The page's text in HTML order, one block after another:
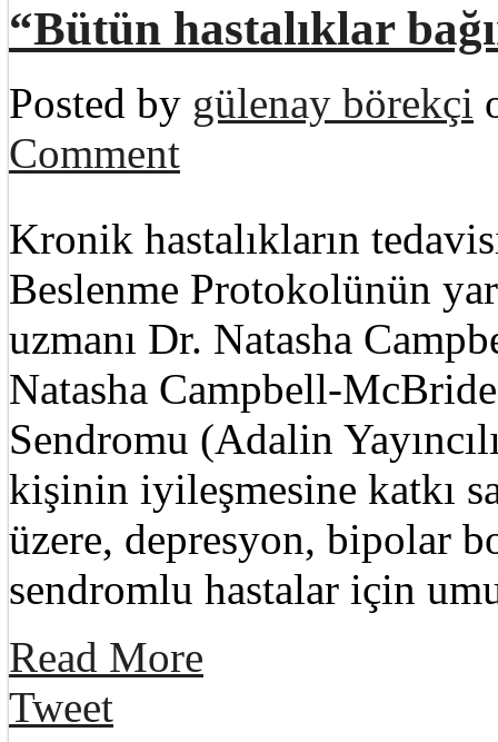
“Bütün hastalıklar
Posted by gülenay börekçi
Comment
Kronik hastalıkların
Beslenme Protokolünün
uzmanı Dr. Natasha
Natasha Campbell-
Sendromu (Adalin
kişinin iyileşmesine katkı
üzere, depresyon, bipolar
sendromlu hastalar için
Read More
Tweet